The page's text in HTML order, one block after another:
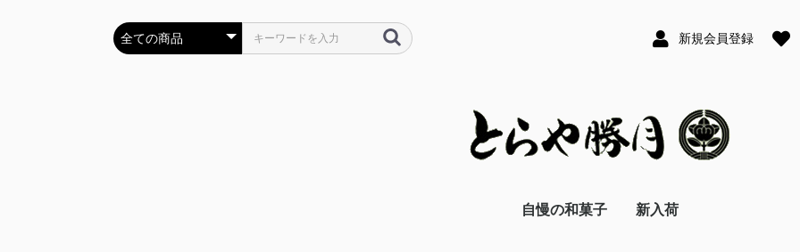
新規会員登録
自慢の和菓子 新入荷